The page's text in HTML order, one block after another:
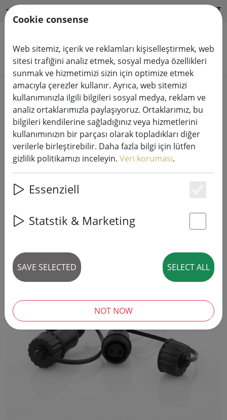
TR HILFE & SUPPORT
Ürünleri arayın
Home
Peri ışık sistemleri
230V LED Tech-Line sistem ışık zincirleri
Sirius Tech-Line peri ışıkları dağıtıcı
2 kollu 230V siyah
‹ ›
Cookie consense
Web sitemiz, içerik ve reklamları kişiselleştirmek, web
sitesi trafiğini analiz etmek, sosyal medya özellikleri
sunmak ve hizmetimizi sizin için optimize etmek
amacıyla çerezler kullanır. Ayrıca, web sitemizi
kullanımınızla ilgili bilgileri sosyal medya, reklam ve
analiz ortaklarımızla paylaşıyoruz. Ortaklarımız, bu
bilgileri kendilerine sağladığınız veya hizmetlerini
kullanımınızın bir parçası olarak topladıkları diğer
verilerle birleştirebilir. Daha fazla bilgi için lütfen
gizlilik politikamızı inceleyin. Veri koruması.
Essenziell
Statstik & Marketing
SAVE SELECTED SELECT ALL
NOT NOW